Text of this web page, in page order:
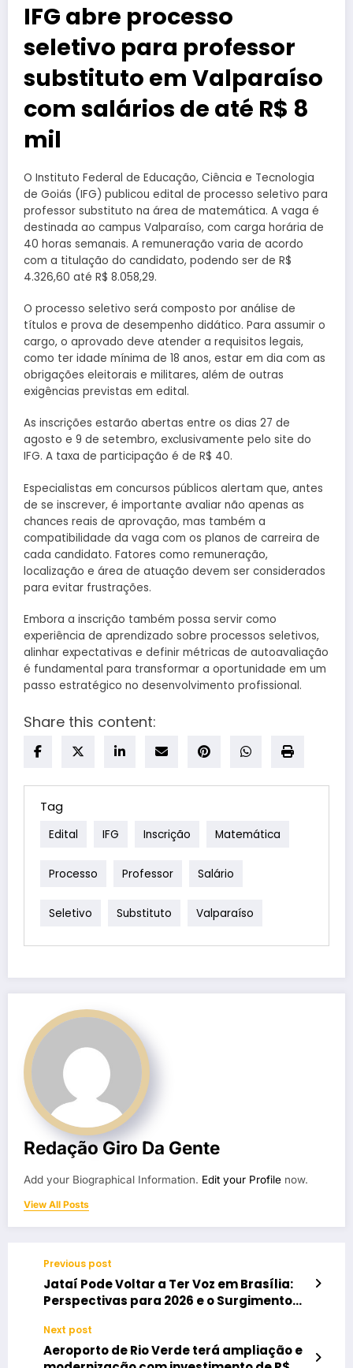
IFG abre processo
seletivo para professor
substituto em Valparaíso
com salários de até R$ 8
mil
O Instituto Federal de Educação, Ciência e Tecnologia
de Goiás (IFG) publicou edital de processo seletivo para
professor substituto na área de matemática. A vaga é
destinada ao campus Valparaíso, com carga horária de
40 horas semanais. A remuneração varia de acordo
com a titulação do candidato, podendo ser de R$
4.326,60 até R$ 8.058,29.
O processo seletivo será composto por análise de
títulos e prova de desempenho didático. Para assumir o
cargo, o aprovado deve atender a requisitos legais,
como ter idade mínima de 18 anos, estar em dia com as
obrigações eleitorais e militares, além de outras
exigências previstas em edital.
As inscrições estarão abertas entre os dias 27 de
agosto e 9 de setembro, exclusivamente pelo site do
IFG. A taxa de participação é de R$ 40.
Especialistas em concursos públicos alertam que, antes
de se inscrever, é importante avaliar não apenas as
chances reais de aprovação, mas também a
compatibilidade da vaga com os planos de carreira de
cada candidato. Fatores como remuneração,
localização e área de atuação devem ser considerados
para evitar frustrações.
Embora a inscrição também possa servir como
experiência de aprendizado sobre processos seletivos,
alinhar expectativas e definir métricas de autoavaliação
é fundamental para transformar a oportunidade em um
passo estratégico no desenvolvimento profissional.
Share this content:
Tag
Edital IFG Inscrição Matemática
Processo Professor Salário
Seletivo Substituto Valparaíso
Redação Giro Da Gente
Add your Biographical Information. Edit your Profile now.
View All Posts
Previous post
Jataí Pode Voltar a Ter Voz em Brasília:
Perspectivas para 2026 e o Surgimento
Next post
Aeroporto de Rio Verde terá ampliação e